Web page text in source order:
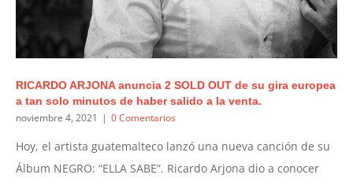
RICARDO ARJONA anuncia 2 SOLD OUT de su gira europea
a tan solo minutos de haber salido a la venta.
noviembre 4, 2021 | 0 Comentarios
Hoy, el artista guatemalteco lanzó una nueva canción de su
Álbum NEGRO: “ELLA SABE”. Ricardo Arjona dio a conocer